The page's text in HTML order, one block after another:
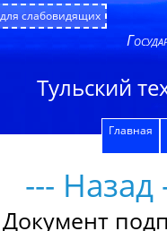
Тульский
слабовидящих
Главная
--- Назад
Документ